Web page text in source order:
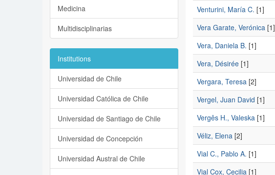
Venturini, María C. [1]
Vera Garate, Verónica[1]
Vera, Daniela B. [1]
Vera, Désirée[1]
Vergara, Teresa[2]
Vergel, Juan David [1]
Vergês H., Valeska[1]
Véliz, Elena[2]
Vial C., Pablo A. [1]
Vial Cox, Cecilia[1]
Medicina
Multidisciplinarias
Institutions
Universidad de Chile
Universidad Católica de Chile
Universidad de Santiago de Chile
Universidad de Concepción
Universidad Austral de Chile